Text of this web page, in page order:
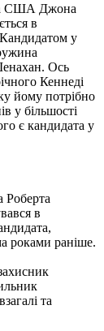
США Джона
в
у
Ось
Кеннеді
йому потрібно
у більшості
є кандидата у
в
роками раніше.
та